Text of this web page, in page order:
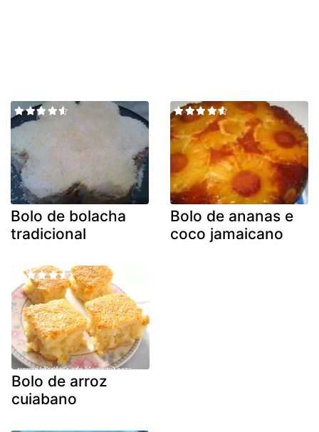
Bolo de bolacha
tradicional
Bolo de ananas e
coco jamaicano
Bolo de arroz
cuiabano